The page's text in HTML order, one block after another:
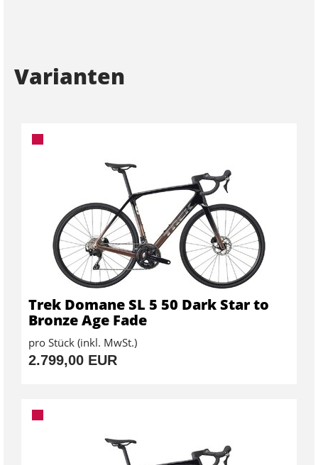
Varianten
Trek Domane SL 5 50 Dark Star to
Bronze Age Fade
pro Stück (inkl. MwSt.)
2.799,00 EUR